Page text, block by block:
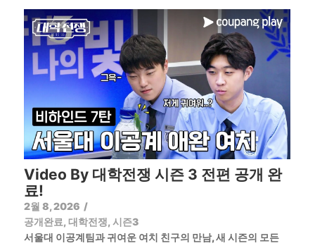
Video By 대학전쟁 시즌 3 전편 공개 완
료!
2월 8, 2026 /
공개완료, 대학전쟁, 시즌3
서울대 이공계팀과 귀여운 여치 친구의 만남, 새 시즌의 모든